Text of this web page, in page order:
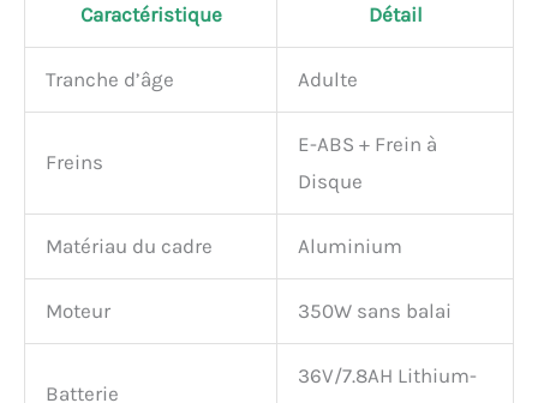
Caractéristique Détail
Tranche d’âge Adulte
Freins
E-ABS + Frein à
Disque
Matériau du cadre Aluminium
Moteur 350W sans balai
Batterie
36V/7.8AH Lithium-